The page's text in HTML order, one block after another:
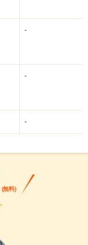
-
-
-
(無料)